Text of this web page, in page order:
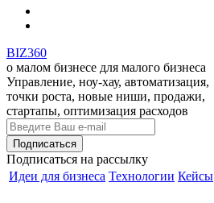
BIZ360
о малом бизнесе для малого бизнеса
Управление, ноу-хау, автоматизация,
точки роста, новые ниши, продажи,
стартапы, оптимизация расходов
Подписаться на рассылку
Идеи для бизнеса Технологии Кейсы